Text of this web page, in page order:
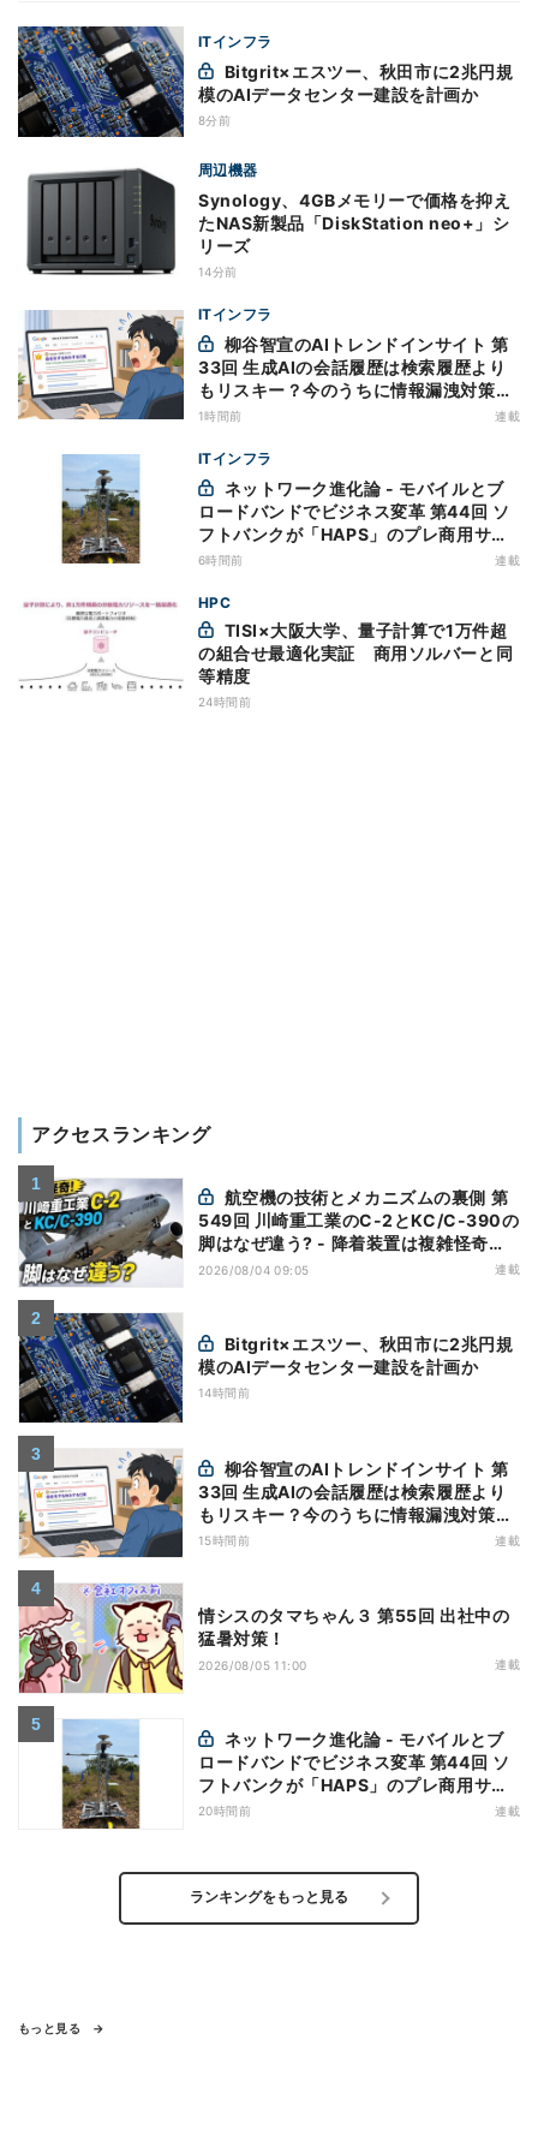
ITインフラ
模のAIデータセンター建設を計画か
8分前
周辺機器
Synology、4GBメモリーで価格を抑え
たNAS新製品「DiskStation neo+」シ
リーズ
14分前
ITインフラ
33回 生成AIの会話履歴は検索履歴より
もリスキー？今のうちに情報漏洩対策を
万全にしておこう
1時間前 連載
ITインフラ
ロードバンドでビジネス変革 第44回 ソ
フトバンクが「HAPS」のプレ商用サー
ビス開始を表明、本格的な商用展開のめ
6時間前 連載
HPC
の組合せ最適化実証 商用ソルバーと同
等精度
24時間前
アクセスランキング
549回 川崎重工業のC-2とKC/C-390の
脚はなぜ違う? - 降着装置は複雑怪奇
(5)|軍用輸送機(10)
2026/08/04 09:05 連載
模のAIデータセンター建設を計画か
14時間前
33回 生成AIの会話履歴は検索履歴より
もリスキー？今のうちに情報漏洩対策を
万全にしておこう
15時間前 連載
情シスのタマちゃん３ 第55回 出社中の
猛暑対策！
2026/08/05 11:00 連載
ロードバンドでビジネス変革 第44回 ソ
フトバンクが「HAPS」のプレ商用サー
ビス開始を表明、本格的な商用展開のめ
20時間前 連載
ランキングをもっと見る
もっと見る